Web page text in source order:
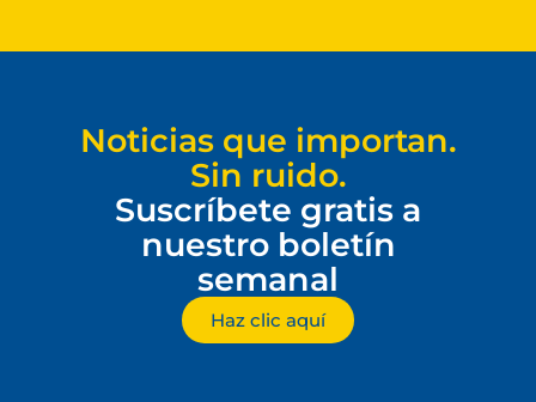
Noticias que importan.
Sin ruido.
Suscríbete gratis a
nuestro boletín
semanal
Haz clic aquí